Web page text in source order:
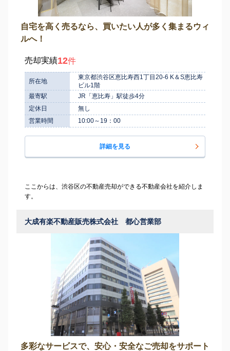
自宅を高く売るなら、買いたい人が多く集まるウィ
ルへ！
売却実績12件
所在地
東京都渋谷区恵比寿西1丁目20-6 K＆S恵比寿
ビル1階
最寄駅
JR「恵比寿」駅徒歩4分
定休日
無し
営業時間
10:00～19：00
詳細を見る
ここからは、渋谷区の不動産売却ができる不動産会社を紹介しま
す。
大成有楽不動産販売株式会社 都心営業部
多彩なサービスで、安心・安全なご売却をサポート